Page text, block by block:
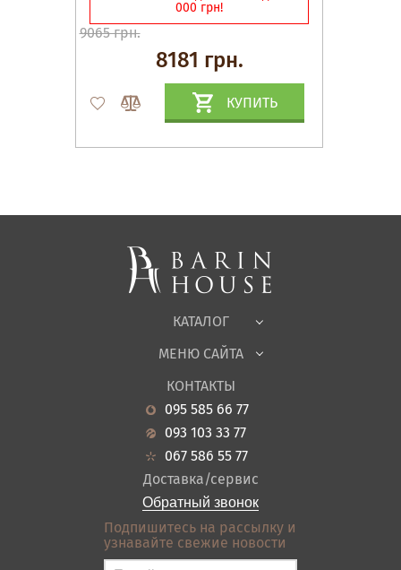
000 грн!
9065 грн.
8181 грн.
КУПИТЬ
КАТАЛОГ
Спальни, Кровати
Корпусная мебель
Офисная мебель
Садовая мебель
Гостиная
Кухня
Прихожие
Ванная
Акции
МЕНЮ САЙТА
О нас
Новости
Гарантия
Кредит
Оплата и доставка
Отзывы
Контакты
Карта сайта
КОНТАКТЫ
095 585 66 77
093 103 33 77
067 586 55 77
Доставка/сервис
Обратный звонок
Подпишитесь на рассылку и
узнавайте свежие новости